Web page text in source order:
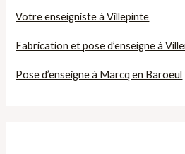
Votre enseigniste à Villepinte
Fabrication et pose d’enseigne à
Pose d’enseigne à Marcq en Baroeul